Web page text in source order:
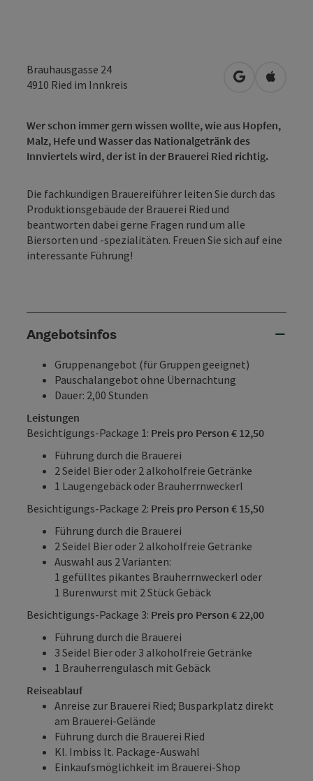
Brauhausgasse 24
4910 Ried im Innkreis in Google
in
Wer schon immer gern wissen wollte, wie aus Hopfen,
Malz, Hefe und Wasser das Nationalgetränk des
Innviertels wird, der ist in der Brauerei Ried richtig.
Die fachkundigen Brauereiführer leiten Sie durch das
Produktionsgebäude der Brauerei Ried und
beantworten dabei gerne Fragen rund um alle
Biersorten und -spezialitäten. Freuen Sie sich auf eine
interessante Führung!
Angebotsinfos
Gruppenangebot (für Gruppen geeignet)
Pauschalangebot ohne Übernachtung
Dauer: 2,00 Stunden
Leistungen
Besichtigungs-Package 1: Preis pro Person € 12,50
Führung durch die Brauerei
2 Seidel Bier oder 2 alkoholfreie Getränke
1 Laugengebäck oder Brauherrnweckerl
Besichtigungs-Package 2: Preis pro Person € 15,50
Führung durch die Brauerei
2 Seidel Bier oder 2 alkoholfreie Getränke
Auswahl aus 2 Varianten:
1 gefülltes pikantes Brauherrnweckerl oder
1 Burenwurst mit 2 Stück Gebäck
Besichtigungs-Package 3: Preis pro Person € 22,00
Führung durch die Brauerei
3 Seidel Bier oder 3 alkoholfreie Getränke
1 Brauherrengulasch mit Gebäck
Reiseablauf
Anreise zur Brauerei Ried; Busparkplatz direkt
am Brauerei-Gelände
Führung durch die Brauerei Ried
Kl. Imbiss lt. Package-Auswahl
Einkaufsmöglichkeit im Brauerei-Shop